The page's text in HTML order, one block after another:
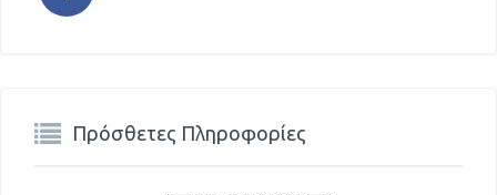
Πρόσθετες Πληροφορίες